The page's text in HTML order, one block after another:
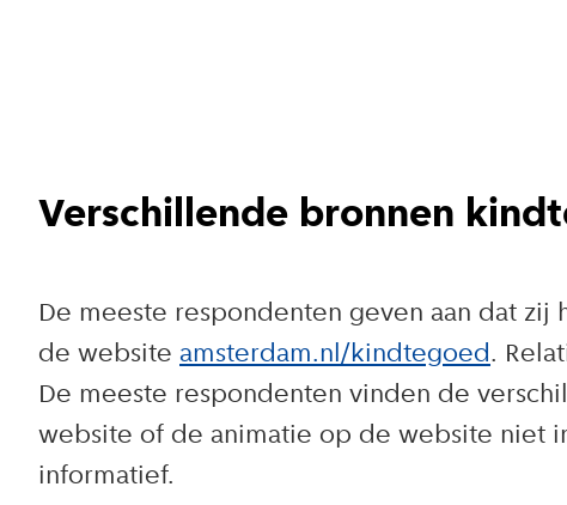
Verschillende bronnen
De meeste respondenten geven aan dat
de website amsterdam.nl/kindtegoed.
De meeste respondenten vinden de
website of de animatie op de website niet
informatief.